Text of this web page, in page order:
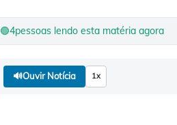
🟢4pessoas lendo esta matéria agora
🔊Ouvir Notícia 1x